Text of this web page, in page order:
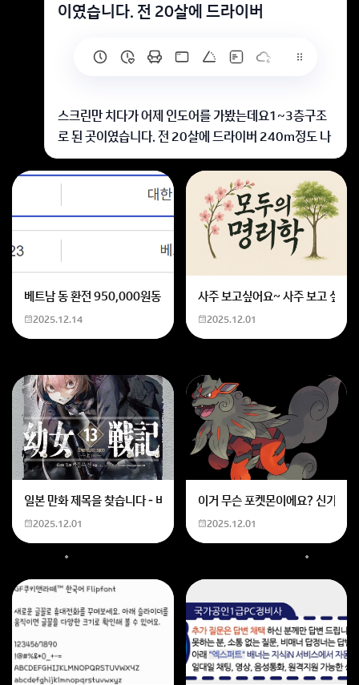
이였습니다. 전 20살에 드라이버
스크린만 치다가 어제 인도어를 가봤는데요1~3층구조
로 된 곳이였습니다. 전 20살에 드라이버 240m정도 나
오는데 2층에서 드라이버를 치고있었습니다. 근데할아
버지들이 다 쳐다보시더라구요! 그래서 뭔가 시끄러워서
그런가 눈치보여서 드라이버는 안쳤습니다ㅜㅜ 혹시 인
도어는 풀스윙 금지 이런게 있나요?? 보니까 1층은 젊으
신분들이 많은데 제가 2층에서 쳐서 그런걸까요 ㅠㅠ
인도어는 풀스윙금지이런게 없으며 본인이 2층에 쳐서
감사합니다
회원가입 혹은 광고 [X]를 누르면 내용이 보입니다
베트남 동 환전 950,000원동 한화 계산할때0하나 빼고 나누기 2하면
2025.12.14
사주 보고싶어요~ 사주 보고 싶
2025.12.01
일본 만화 제목을 찾습니다 - 비행 마법 저격 여자 기억하기로는 위의 내
2025.12.01
이거 무슨 포켓몬이에요? 신기하
2025.12.01